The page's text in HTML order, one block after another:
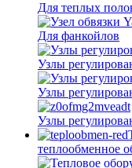
Для теплых
Для фанкойлов
Узлы
Узлы
Узлы
теплообменное